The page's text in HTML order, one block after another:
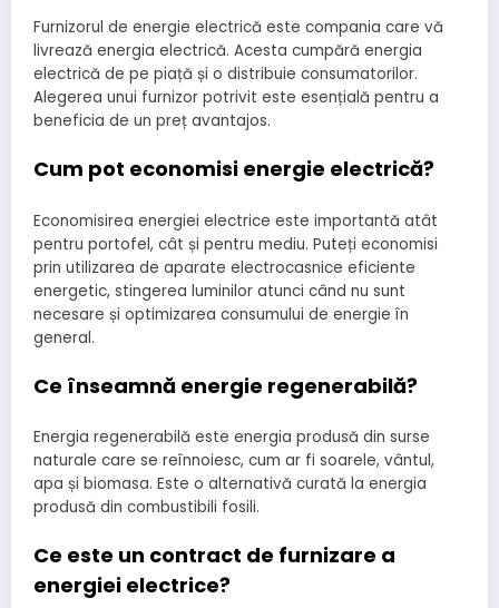
Furnizorul de energie electrică este compania care vă
livrează energia electrică. Acesta cumpără energia
electrică de pe piață și o distribuie consumatorilor.
Alegerea unui furnizor potrivit este esențială pentru a
beneficia de un preț avantajos.
Cum pot economisi energie electrică?
Economisirea energiei electrice este importantă atât
pentru portofel, cât și pentru mediu. Puteți economisi
prin utilizarea de aparate electrocasnice eficiente
energetic, stingerea luminilor atunci când nu sunt
necesare și optimizarea consumului de energie în
general.
Ce înseamnă energie regenerabilă?
Energia regenerabilă este energia produsă din surse
naturale care se reînnoiesc, cum ar fi soarele, vântul,
apa și biomasa. Este o alternativă curată la energia
produsă din combustibili fosili.
Ce este un contract de furnizare a
energiei electrice?